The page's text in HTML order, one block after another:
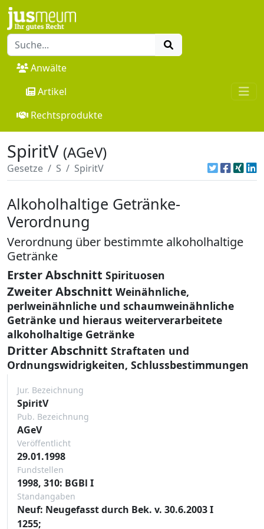
Anwälte
Artikel
Rechtsprodukte
SpiritV (AGeV)
Gesetze S SpiritV
Alkoholhaltige Getränke-
Verordnung
Verordnung über bestimmte alkoholhaltige
Getränke
Erster Abschnitt Spirituosen
Zweiter Abschnitt Weinähnliche,
perlweinähnliche und schaumweinähnliche
Getränke und hieraus weiterverarbeitete
alkoholhaltige Getränke
Dritter Abschnitt Straftaten und
Ordnungswidrigkeiten, Schlussbestimmungen
Jur. Bezeichnung
SpiritV
Pub. Bezeichnung
AGeV
Veröffentlicht
29.01.1998
Fundstellen
1998, 310: BGBl I
Standangaben
Neuf: Neugefasst durch Bek. v. 30.6.2003 I
1255;